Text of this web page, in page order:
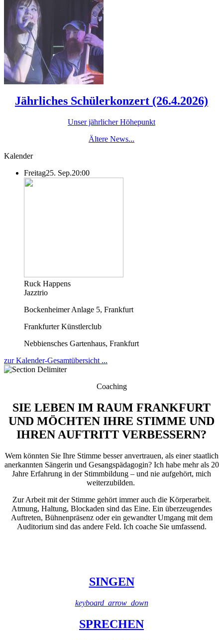
Jährliches Schülerkonzert (26.4.2026)
Unser jährlicher Höhepunkt
Ältere News...
Kalender
Freitag25. Sep.20:00
Ruck Happens
Jazztrio
Bockenheimer Anlage 5, Frankfurt
Frankfurter Künstlerclub
Nebbiensches Gartenhaus, Frankfurt
zur Kalender-Gesamtübersicht ...
Coaching
SIE LEBEN IM RAUM FRANKFURT
UND MÖCHTEN IHRE STIMME UND
IHREN AUFTRITT VERBESSERN?
Wem könnten Sie Ihre Stimme besser anvertrauen, als einer staatlich
anerkannten Sängerin und Gesangspädagogin? Ich habe mehr als 20
Jahre Erfahrung in der Stimmbildung – und nie aufgehört, mich
weiterzubilden.
Zur Arbeit mit der Stimme gehört immer auch die Körperarbeit.
Atmung, Haltung, Blockaden sind das Eine. Ein überzeugendes
Auftreten, Bühnenpräsenz oder ein gewandter Umgang mit dem
Auditorium sind das andere Feld. Ich coache Sie umfassend.
SINGEN
keyboard_arrow_down
SPRECHEN